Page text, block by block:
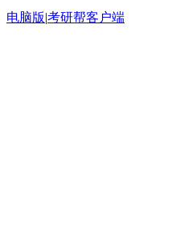
电脑版|考研帮客户端